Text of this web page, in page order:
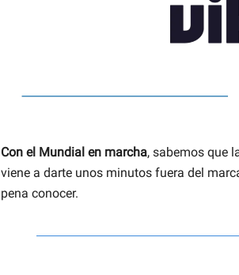
Con el Mundial en marcha, sabemos que
viene a darte unos minutos fuera del
pena conocer.